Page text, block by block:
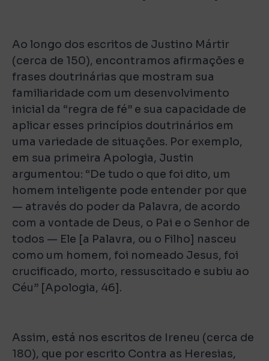
Ao longo dos escritos de Justino Mártir
(cerca de 150), encontramos afirmações e
frases doutrinárias que mostram sua
familiaridade com um desenvolvimento
inicial da “regra de fé” e sua capacidade de
aplicar esses princípios doutrinários em
uma variedade de situações. Por exemplo,
em sua primeira Apologia, Justin
argumentou: “De tudo o que foi dito, um
homem inteligente pode entender por que
— através do poder da Palavra, de acordo
com a vontade de Deus, o Pai e o Senhor de
todos — Ele [a Palavra, ou o Filho] nasceu
como um homem, foi nomeado Jesus, foi
crucificado, morto, ressuscitado e subiu ao
Céu” [Apologia, 46].
Assim, está nos escritos de Ireneu (cerca de
180), que por escrito Contra as Heresias,